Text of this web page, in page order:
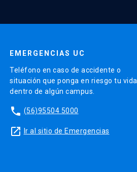
EMERGENCIAS UC
Teléfono en caso de accidente o
situación que ponga en riesgo tu vida
dentro de algún campus.
phone (56)95504 5000
launch Ir al sitio de Emergencias